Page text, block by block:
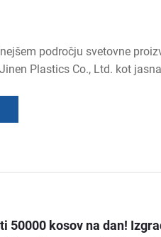
področju svetovne
Plastics Co., Ltd. kot jasna
strategskim
vodeče subjekte...
50000 kosov na dan!